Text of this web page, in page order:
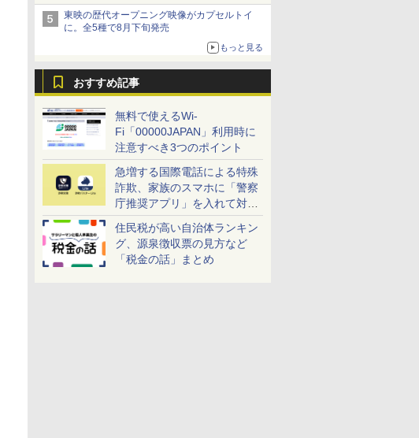
当選無効分
東映の歴代オープニング映像がカプセルトイ
に。全5種で8月下旬発売
もっと見る
おすすめ記事
無料で使えるWi-
Fi「00000JAPAN」利用時に
注意すべき3つのポイント
急増する国際電話による特殊
詐欺、家族のスマホに「警察
庁推奨アプリ」を入れて対策
しよう！
住民税が高い自治体ランキン
グ、源泉徴収票の見方など
「税金の話」まとめ